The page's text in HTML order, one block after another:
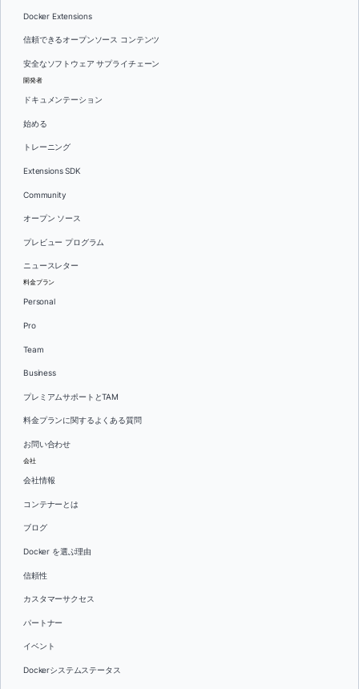
Docker Extensions
信頼できるオープンソース コンテンツ
安全なソフトウェア サプライチェーン
開発者
ドキュメンテーション
始める
トレーニング
Extensions SDK
Community
オープン ソース
プレビュー プログラム
ニュースレター
料金プラン
Personal
Pro
Team
Business
プレミアムサポートとTAM
料金プランに関するよくある質問
お問い合わせ
会社
会社情報
コンテナーとは
ブログ
Docker を選ぶ理由
信頼性
カスタマーサクセス
パートナー
イベント
Dockerシステムステータス